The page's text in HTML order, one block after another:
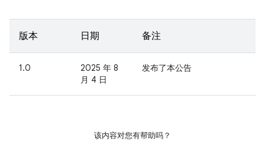
版本 日期 备注
1.0
2025 年 8
月 4 日
发布了本公告
该内容对您有帮助吗？